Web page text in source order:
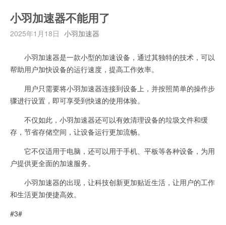
小羽加速器不能用了
2025年1月18日 小羽加速器
小羽加速器是一款小型的加速设备，通过其独特的技术，可以
帮助用户加快设备的运行速度，提高工作效率。
用户只需要将小羽加速器连接到设备上，并按照简单的操作步
骤进行设置，即可享受到快速的使用体验。
不仅如此，小羽加速器还可以有效清理设备的垃圾文件和缓
存，节省存储空间，让设备运行更加流畅。
它不仅适用于电脑，还可以用于手机、平板等各种设备，为用
户提供更全面的加速服务。
小羽加速器的出现，让科技创新更加贴近生活，让用户的工作
和生活更加便捷高效。
#3#